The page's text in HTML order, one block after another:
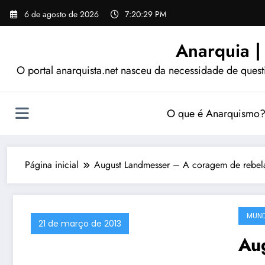
Pular
para
6 de agosto de 2026 7:20:30 PM
Anarquia
O portal anarquista.net nasceu da necessidade de
O que é Anarquismo?
Página inicial August Landmesser – A coragem de
21 de março de 2013